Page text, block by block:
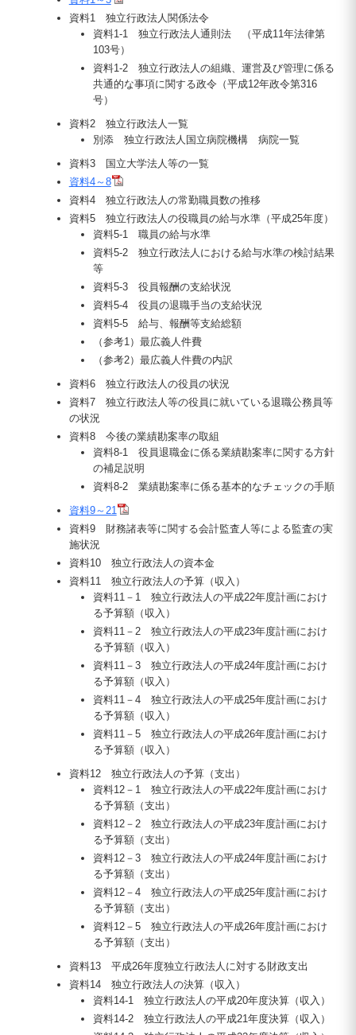
資料1 独立行政法人関係法令
資料1-1 独立行政法人通則法 （平成11年法律第
103号）
資料1-2 独立行政法人の組織、運営及び管理に係る
共通的な事項に関する政令（平成12年政令第316
号）
資料2 独立行政法人一覧
別添 独立行政法人国立病院機構 病院一覧
資料3 国立大学法人等の一覧
資料4～8
資料4 独立行政法人の常勤職員数の推移
資料5 独立行政法人の役職員の給与水準（平成25年度）
資料5-1 職員の給与水準
資料5-2 独立行政法人における給与水準の検討結果
等
資料5-3 役員報酬の支給状況
資料5-4 役員の退職手当の支給状況
資料5-5 給与、報酬等支給総額
（参考1）最広義人件費
（参考2）最広義人件費の内訳
資料6 独立行政法人の役員の状況
資料7 独立行政法人等の役員に就いている退職公務員等
の状況
資料8 今後の業績勘案率の取組
資料8-1 役員退職金に係る業績勘案率に関する方針
の補足説明
資料8-2 業績勘案率に係る基本的なチェックの手順
資料9～21
資料9 財務諸表等に関する会計監査人等による監査の実
施状況
資料10 独立行政法人の資本金
資料11 独立行政法人の予算（収入）
資料11－1 独立行政法人の平成22年度計画におけ
る予算額（収入）
資料11－2 独立行政法人の平成23年度計画におけ
る予算額（収入）
資料11－3 独立行政法人の平成24年度計画におけ
る予算額（収入）
資料11－4 独立行政法人の平成25年度計画におけ
る予算額（収入）
資料11－5 独立行政法人の平成26年度計画におけ
る予算額（収入）
資料12 独立行政法人の予算（支出）
資料12－1 独立行政法人の平成22年度計画におけ
る予算額（支出）
資料12－2 独立行政法人の平成23年度計画におけ
る予算額（支出）
資料12－3 独立行政法人の平成24年度計画におけ
る予算額（支出）
資料12－4 独立行政法人の平成25年度計画におけ
る予算額（支出）
資料12－5 独立行政法人の平成26年度計画におけ
る予算額（支出）
資料13 平成26年度独立行政法人に対する財政支出
資料14 独立行政法人の決算（収入）
資料14-1 独立行政法人の平成20年度決算（収入）
資料14-2 独立行政法人の平成21年度決算（収入）